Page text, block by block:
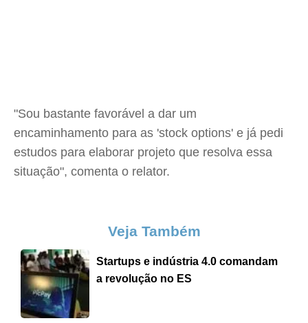
"Sou bastante favorável a dar um
encaminhamento para as 'stock options' e já pedi
estudos para elaborar projeto que resolva essa
situação", comenta o relator.
Veja Também
Startups e indústria 4.0 comandam
a revolução no ES